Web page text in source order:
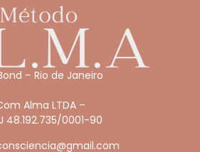
– Rio de Janeiro
Alma LTDA –
48.192.735/0001-90